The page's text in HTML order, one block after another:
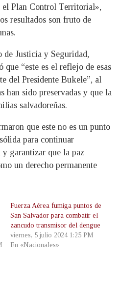
el Plan Control Territorial»,
resultados son fruto de
Justicia y Seguridad,
“este es el reflejo de esas
del Presidente Bukele”, al
han sido preservadas y que la
salvadoreñas.
que este no es un punto
para continuar
garantizar que la paz
un derecho permanente
Fuerza Aérea fumiga puntos de
San Salvador para combatir el
zancudo transmisor del dengue
viernes, 5 julio 2024 1:25 PM
En «Nacionales»